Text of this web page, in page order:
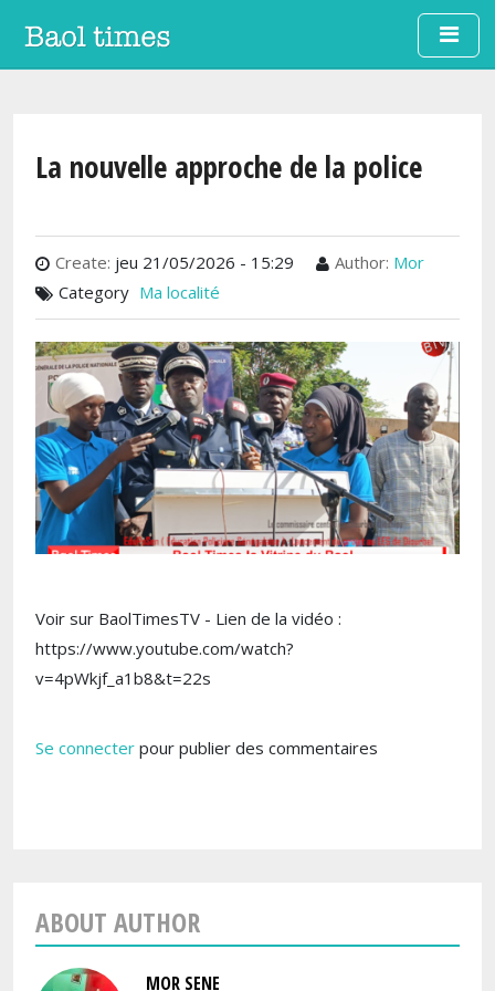
Aller au contenu principal
La nouvelle approche de la police
Create: jeu 21/05/2026 - 15:29 Author: Mor
Category Ma localité
Voir sur BaolTimesTV - Lien de la vidéo :
https://www.youtube.com/watch?
v=4pWkjf_a1b8&t=22s
Se connecter pour publier des commentaires
ABOUT AUTHOR
MOR SENE